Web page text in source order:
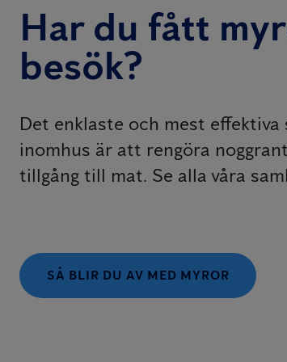
Har du fått
besök?
Det enklaste och mest
inomhus är att rengöra
tillgång till mat. Se alla våra
SÅ BLIR DU AV MED MYROR